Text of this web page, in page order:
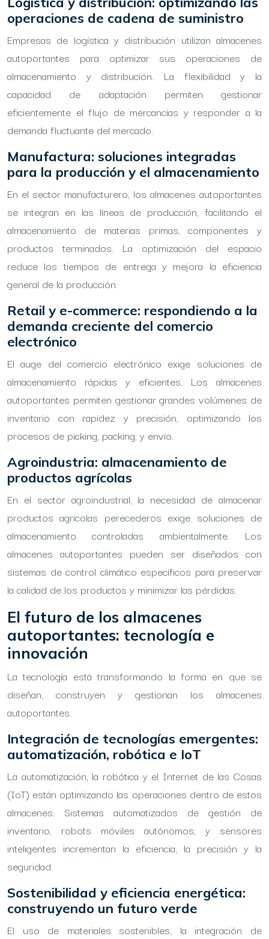
operaciones de cadena de suministro
Empresas de logística y distribución utilizan almacenes
autoportantes para optimizar sus operaciones de
almacenamiento y distribución. La flexibilidad y la
capacidad de adaptación permiten gestionar
eficientemente el flujo de mercancías y responder a la
demanda fluctuante del mercado.
Manufactura: soluciones integradas
para la producción y el almacenamiento
En el sector manufacturero, los almacenes autoportantes
se integran en las líneas de producción, facilitando el
almacenamiento de materias primas, componentes y
productos terminados. La optimización del espacio
reduce los tiempos de entrega y mejora la eficiencia
general de la producción.
Retail y e-commerce: respondiendo a la
demanda creciente del comercio
electrónico
El auge del comercio electrónico exige soluciones de
almacenamiento rápidas y eficientes. Los almacenes
autoportantes permiten gestionar grandes volúmenes de
inventario con rapidez y precisión, optimizando los
procesos de picking, packing, y envío.
Agroindustria: almacenamiento de
productos agrícolas
En el sector agroindustrial, la necesidad de almacenar
productos agrícolas perecederos exige soluciones de
almacenamiento controladas ambientalmente. Los
almacenes autoportantes pueden ser diseñados con
sistemas de control climático específicos para preservar
la calidad de los productos y minimizar las pérdidas.
El futuro de los almacenes
autoportantes: tecnología e
innovación
La tecnología está transformando la forma en que se
diseñan, construyen y gestionan los almacenes
autoportantes.
Integración de tecnologías emergentes:
automatización, robótica e IoT
La automatización, la robótica y el Internet de las Cosas
(IoT) están optimizando las operaciones dentro de estos
almacenes. Sistemas automatizados de gestión de
inventario, robots móviles autónomos, y sensores
inteligentes incrementan la eficiencia, la precisión y la
seguridad.
Sostenibilidad y eficiencia energética:
construyendo un futuro verde
El uso de materiales sostenibles, la integración de